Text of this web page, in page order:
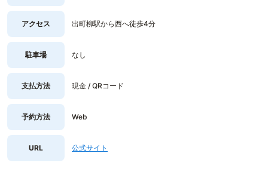
アクセス 出町柳駅から西へ徒歩4分
駐車場 なし
支払方法 現金 / QRコード
予約方法 Web
URL 公式サイト